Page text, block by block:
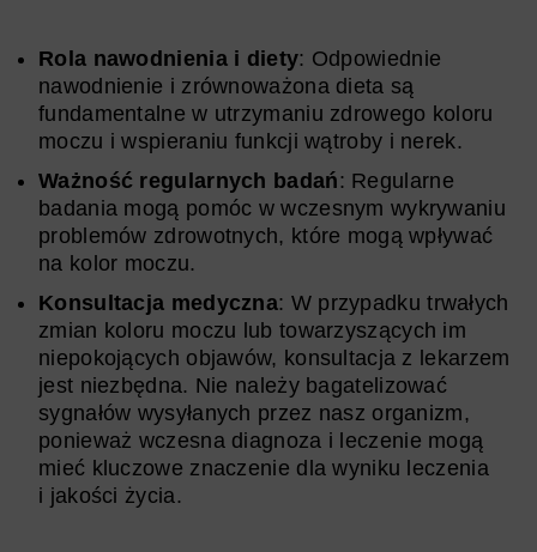
Rola nawodnienia i diety: Odpowiednie
nawodnienie i zrównoważona dieta są
fundamentalne w utrzymaniu zdrowego koloru
moczu i wspieraniu funkcji wątroby i nerek.
Ważność regularnych badań: Regularne
badania mogą pomóc w wczesnym wykrywaniu
problemów zdrowotnych, które mogą wpływać
na kolor moczu.
Konsultacja medyczna: W przypadku trwałych
zmian koloru moczu lub towarzyszących im
niepokojących objawów, konsultacja z lekarzem
jest niezbędna. Nie należy bagatelizować
sygnałów wysyłanych przez nasz organizm,
ponieważ wczesna diagnoza i leczenie mogą
mieć kluczowe znaczenie dla wyniku leczenia
i jakości życia.